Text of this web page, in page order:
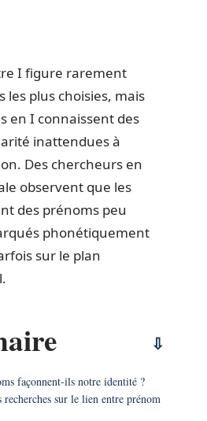
I figure rarement
les plus choisies, mais
en I connaissent des
inattendues à
Des chercheurs en
observent que les
des prénoms peu
phonétiquement
sur le plan
façonnent-ils notre identité ?
recherches sur le lien entre prénom